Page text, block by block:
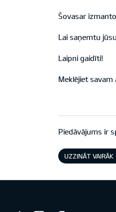
Šovasar
Lai saņemtu
Laipni gaidīti!
Meklējiet
Piedāvājums ir
UZZINĀT VAIRĀK